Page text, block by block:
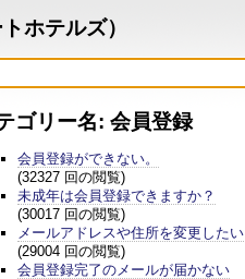
ホテルズ）
ゴリー名: 会員登録
会員登録ができない。
(32327 回の閲覧)
未成年は会員登録できますか？
(30017 回の閲覧)
メールアドレスや住所を変更したい
(29004 回の閲覧)
会員登録完了のメールが届かない